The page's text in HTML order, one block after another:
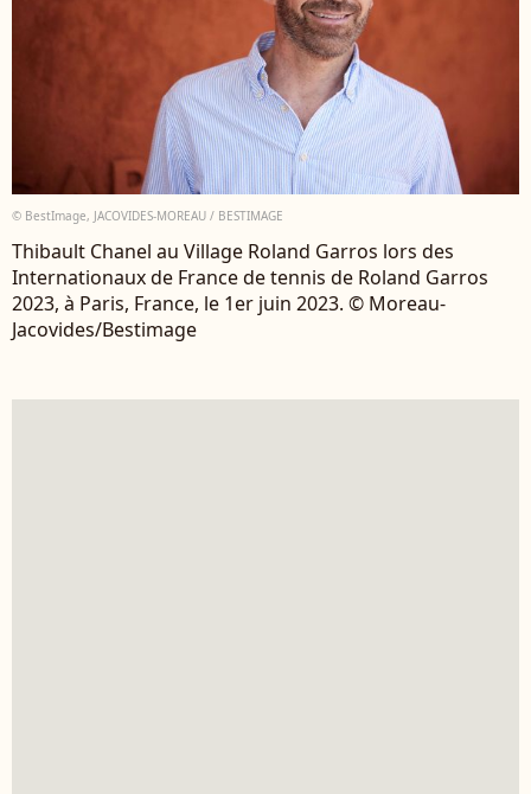
© BestImage, JACOVIDES-MOREAU / BESTIMAGE
Thibault Chanel au Village Roland Garros lors des
Internationaux de France de tennis de Roland Garros
2023, à Paris, France, le 1er juin 2023. © Moreau-
Jacovides/Bestimage